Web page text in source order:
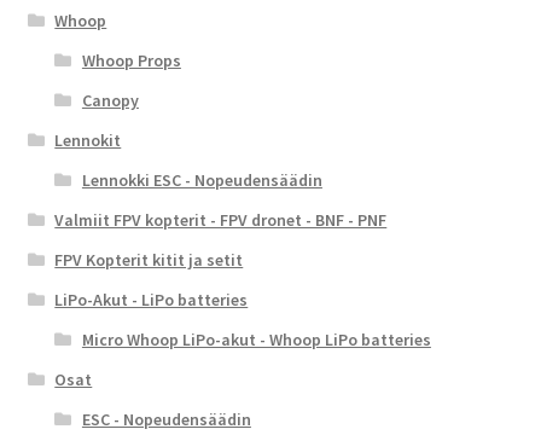
Whoop
Whoop Props
Canopy
Lennokit
Lennokki ESC - Nopeudensäädin
Valmiit FPV kopterit - FPV dronet - BNF - PNF
FPV Kopterit kitit ja setit
LiPo-Akut - LiPo batteries
Micro Whoop LiPo-akut - Whoop LiPo batteries
Osat
ESC - Nopeudensäädin